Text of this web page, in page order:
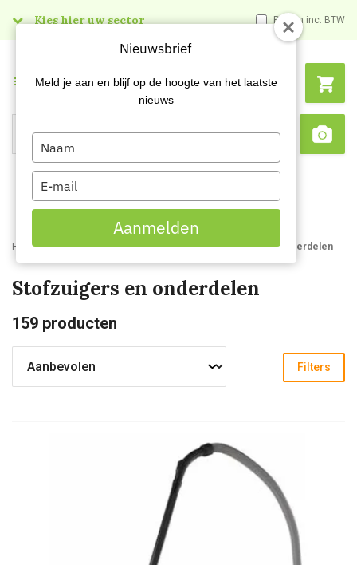
Kies hier uw sector Prijzen inc. BTW
Search
Menu
Home Webshop Schoonmaakmachines Stofzuigers en onderdelen
Stofzuigers en onderdelen
159 producten
Filters
Nieuwsbrief
Meld je aan en blijf op de hoogte van het laatste
nieuws
Type
your
name
Type
your
email
Aanmelden